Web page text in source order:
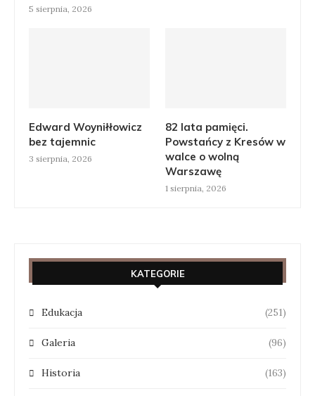
5 sierpnia, 2026
Edward Woyniłłowicz
bez tajemnic
3 sierpnia, 2026
82 lata pamięci.
Powstańcy z Kresów w
walce o wolną
Warszawę
1 sierpnia, 2026
KATEGORIE
Edukacja (251)
Galeria (96)
Historia (163)